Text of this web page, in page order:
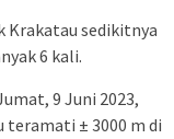
Krakatau sedikitnya
6 kali.
9 Juni 2023,
teramati ± 3000 m di